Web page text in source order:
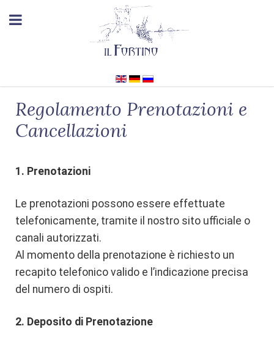
Regolamento Prenotazioni e
Cancellazioni
1. Prenotazioni
Le prenotazioni possono essere effettuate
telefonicamente, tramite il nostro sito ufficiale o
canali autorizzati.
Al momento della prenotazione è richiesto un
recapito telefonico valido e l’indicazione precisa
del numero di ospiti.
2. Deposito di Prenotazione